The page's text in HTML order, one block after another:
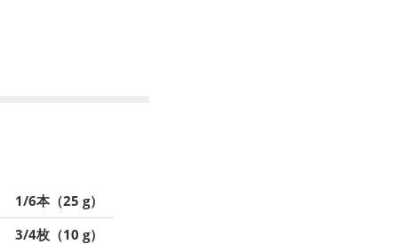
1/6本（25 g）
3/4枚（10 g）